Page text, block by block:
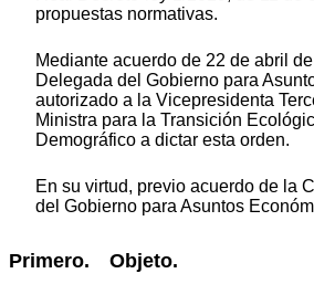
propuestas normativas.
Mediante acuerdo de 22 de abril
Delegada del Gobierno para
autorizado a la Vicepresidenta
Ministra para la Transición
Demográfico a dictar esta orden.
En su virtud, previo acuerdo de la
del Gobierno para Asuntos
Primero. Objeto.